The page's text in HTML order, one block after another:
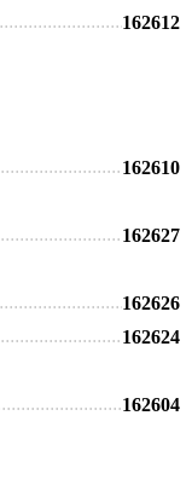
162612
162610
162627
162626
162624
162604